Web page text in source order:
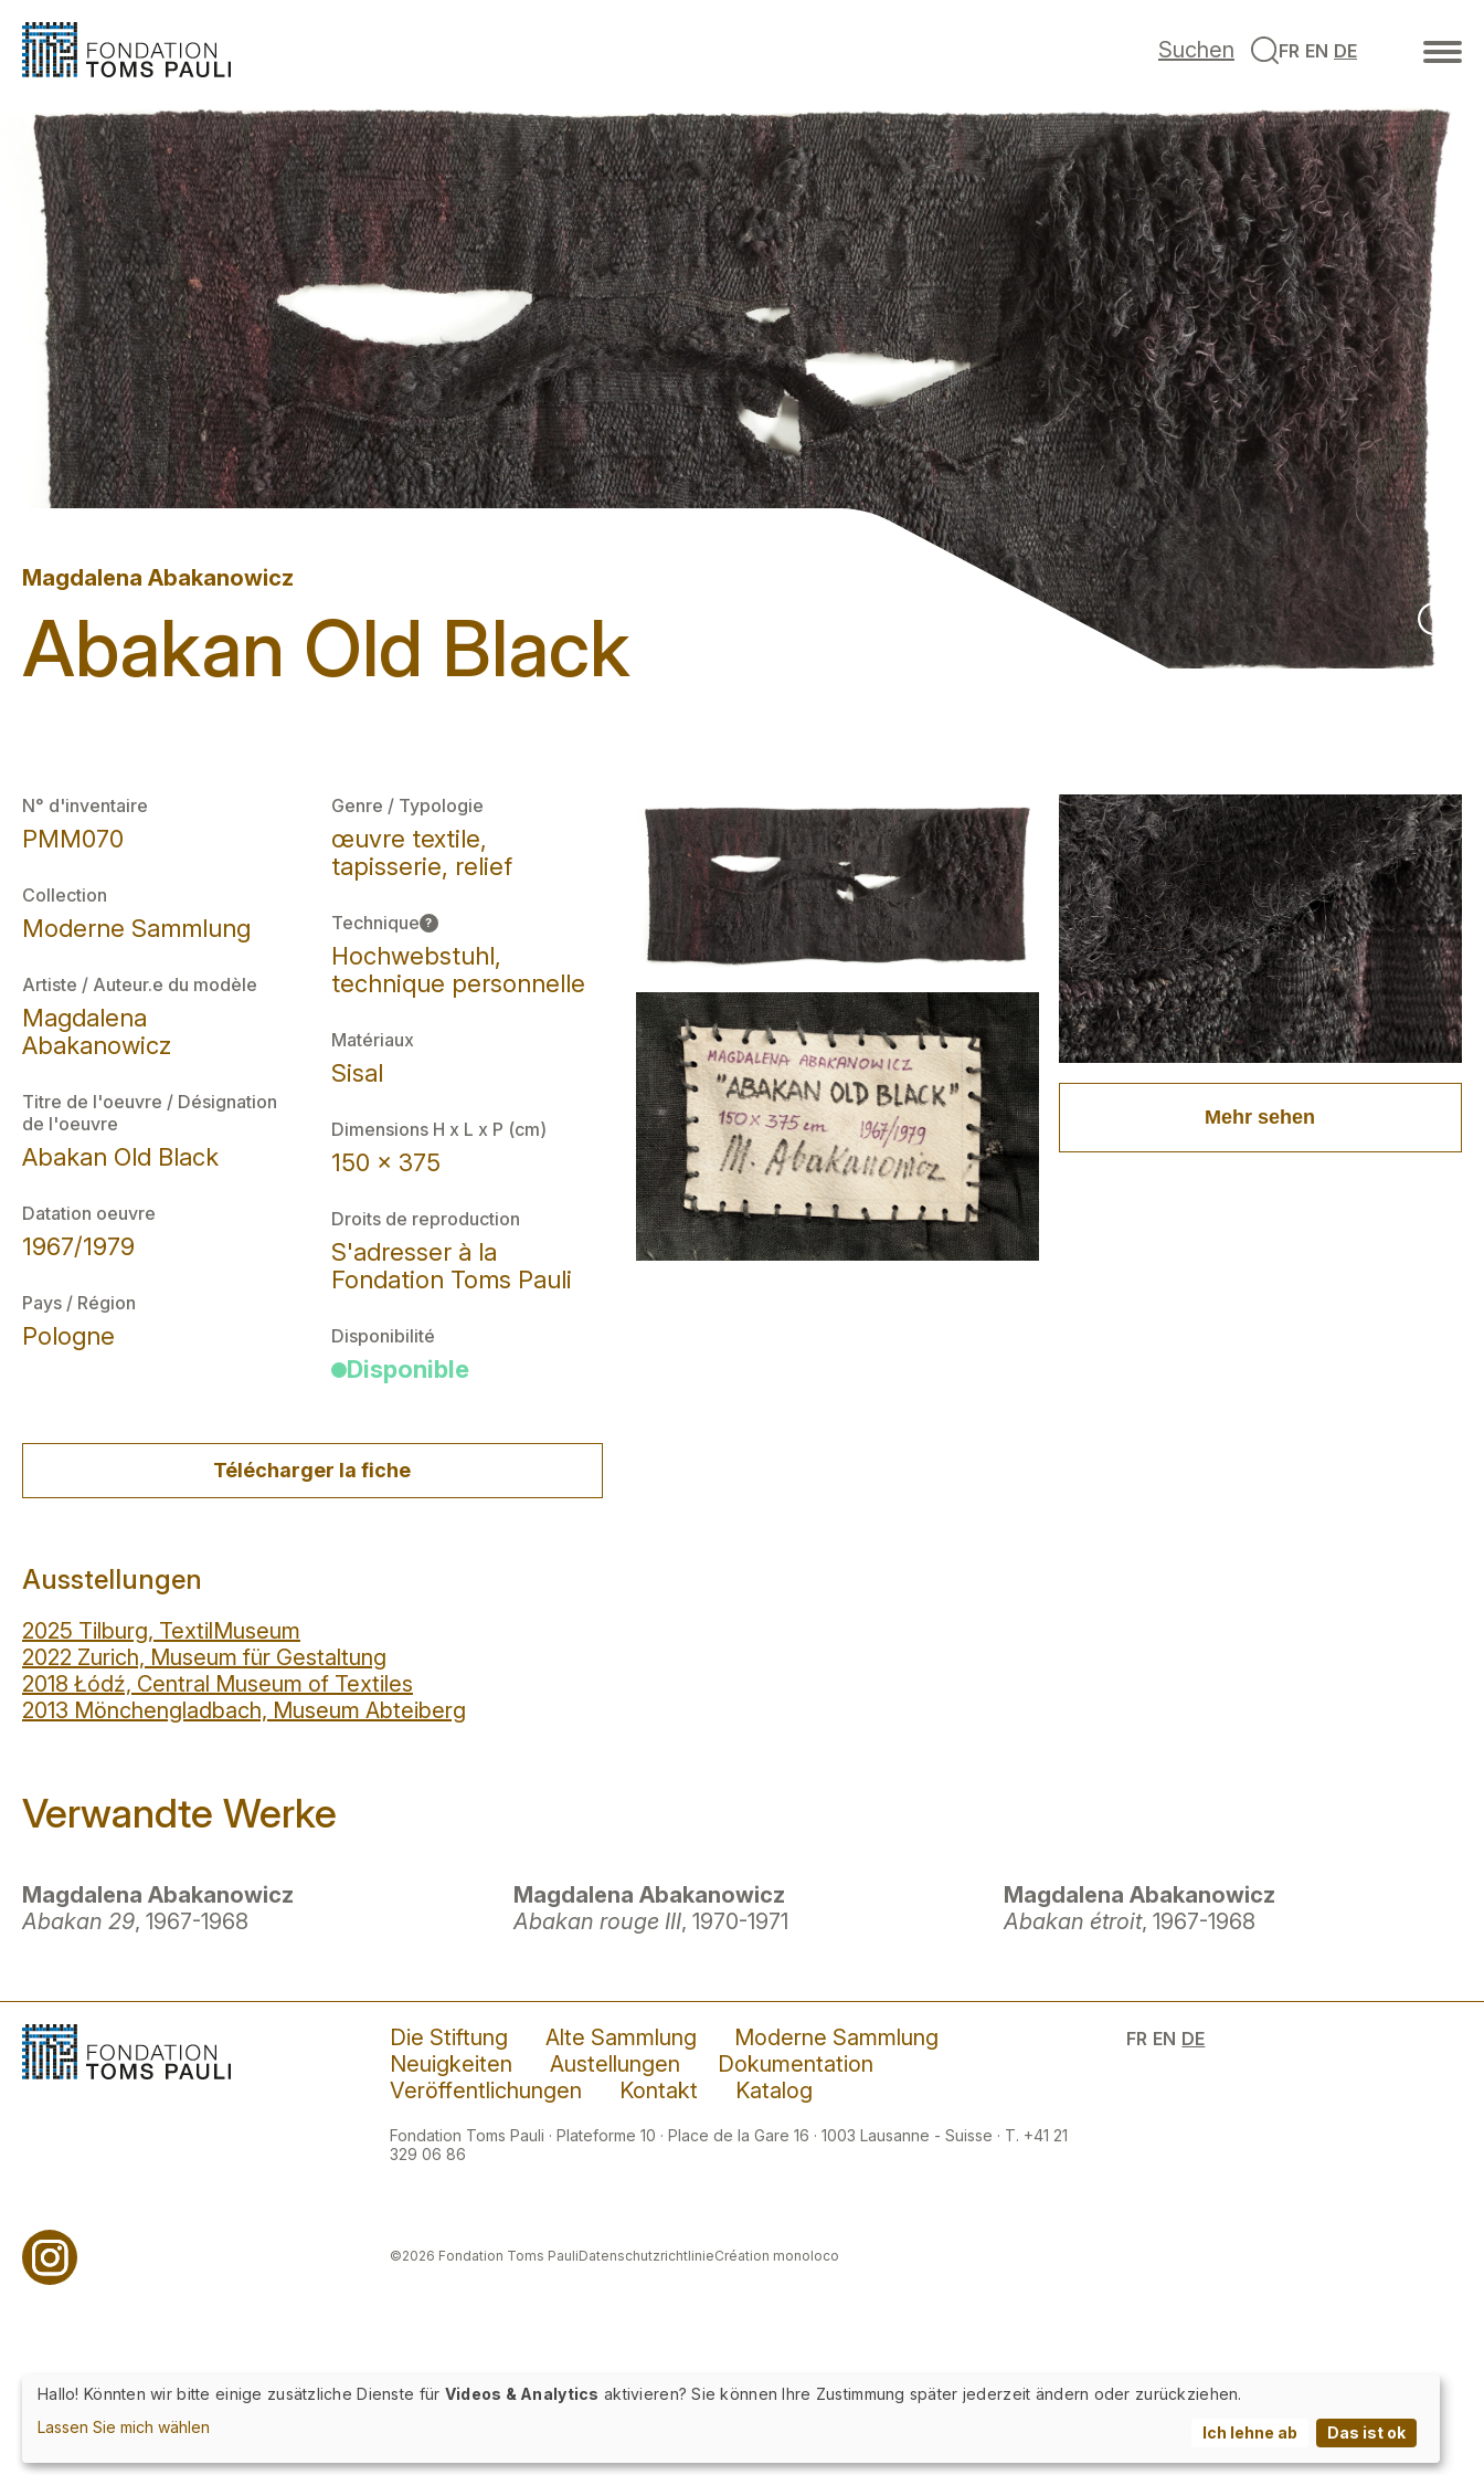
Suchen FR EN DE
Magdalena Abakanowicz
Abakan Old Black
N° d'inventaire
PMM070
Collection
Moderne Sammlung
Artiste / Auteur.e du modèle
Magdalena
Abakanowicz
Titre de l'oeuvre / Désignation
de l'oeuvre
Abakan Old Black
Datation oeuvre
1967/1979
Pays / Région
Pologne
Genre / Typologie
œuvre textile,
tapisserie, relief
Technique ?
Hochwebstuhl,
technique personnelle
Matériaux
Sisal
Dimensions H x L x P (cm)
150 x 375
Droits de reproduction
S'adresser à la
Fondation Toms Pauli
Disponibilité
Disponible
Télécharger la fiche
Mehr sehen
Ausstellungen
2025 Tilburg, TextilMuseum
2022 Zurich, Museum für Gestaltung
2018 Łódź, Central Museum of Textiles
2013 Mönchengladbach, Museum Abteiberg
Verwandte Werke
Magdalena Abakanowicz
Abakan 29, 1967-1968
Magdalena Abakanowicz
Abakan rouge III, 1970-1971
Magdalena Abakanowicz
Abakan étroit, 1967-1968
Die Stiftung Alte Sammlung
Moderne Sammlung
Neuigkeiten
Austellungen
Dokumentation
Veröffentlichungen
Kontakt Katalog
Fondation Toms Pauli · Plateforme 10 · Place de la Gare 16 · 1003 Lausanne - Suisse · T. +41 21
329 06 86
FR EN DE
©2026 Fondation Toms PauliDatenschutzrichtlinieCréation monoloco
Hallo! Könnten wir bitte einige zusätzliche Dienste für Videos & Analytics aktivieren? Sie können Ihre Zustimmung später jederzeit ändern oder zurückziehen.
Lassen Sie mich wählen
Ich lehne ab Das ist ok